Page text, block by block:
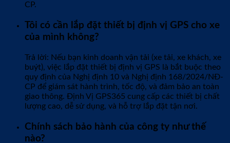
CP.
Tôi có cần lắp đặt thiết bị định vị GPS cho xe
của mình không?
Trả lời: Nếu bạn kinh doanh vận tải (xe tải, xe khách, xe
buýt), việc lắp đặt thiết bị định vị GPS là bắt buộc theo
quy định của Nghị định 10 và Nghị định 168/2024/NĐ-
CP để giám sát hành trình, tốc độ, và đảm bảo an toàn
giao thông. Định Vị GPS365 cung cấp các thiết bị chất
lượng cao, dễ sử dụng, và hỗ trợ lắp đặt tận nơi.
Chính sách bảo hành của công ty như thế
nào?